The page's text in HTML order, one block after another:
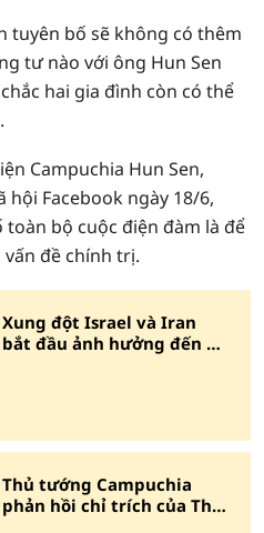
tuyên bố sẽ không có thêm
tư nào với ông Hun Sen
hai gia đình còn có thể
Campuchia Hun Sen,
Facebook ngày 18/6,
bộ cuộc điện đàm là để
đề chính trị.
Xung đột Israel và Iran
bắt đầu ảnh hưởng đến du
Thủ tướng Campuchia
phản hồi chỉ trích của Thái